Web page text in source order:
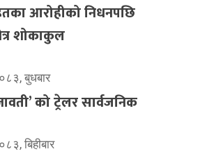
आरोहीको निधनपछि
शोकाकुल
बुधबार
को ट्रेलर सार्वजनिक
बिहीबार